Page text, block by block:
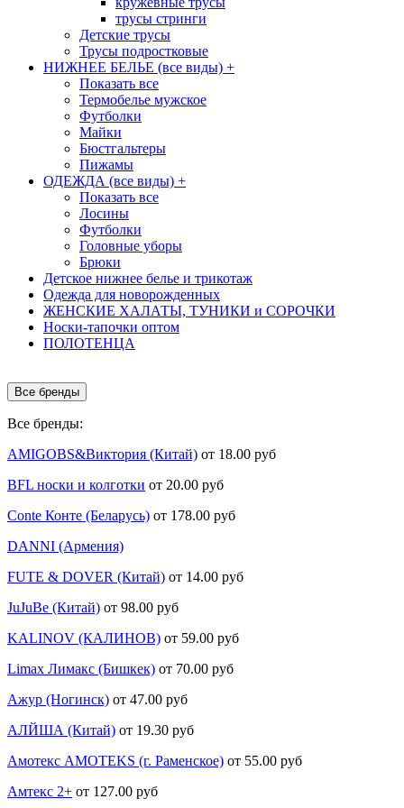
трусы стринги
Детские трусы
Трусы подростковые
НИЖНЕЕ БЕЛЬЕ (все виды) +
Показать все
Термобелье мужское
Футболки
Майки
Бюстгальтеры
Пижамы
ОДЕЖДА (все виды) +
Показать все
Лосины
Футболки
Головные уборы
Брюки
Детское нижнее белье и трикотаж
Одежда для новорожденных
ЖЕНСКИЕ ХАЛАТЫ, ТУНИКИ и СОРОЧКИ
Носки-тапочки оптом
ПОЛОТЕНЦА
Все бренды
Все бренды:
AMIGOBS&Виктория (Китай) от 18.00 руб
BFL носки и колготки от 20.00 руб
Conte Конте (Беларусь) от 178.00 руб
DANNI (Армения)
FUTE & DOVER (Китай) от 14.00 руб
JuJuBe (Китай) от 98.00 руб
KALINOV (КАЛИНОВ) от 59.00 руб
Limax Лимакс (Бишкек) от 70.00 руб
Ажур (Ногинск) от 47.00 руб
АЛЙША (Китай) от 19.30 руб
Амотекс AMOTEKS (г. Раменское) от 55.00 руб
Амтекс 2+ от 127.00 руб